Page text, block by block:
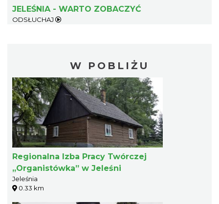
JELEŚNIA - WARTO ZOBACZYĆ
ODSŁUCHAJ
W POBLIŻU
Regionalna Izba Pracy Twórczej
„Organistówka” w Jeleśni
Jeleśnia
0.33 km